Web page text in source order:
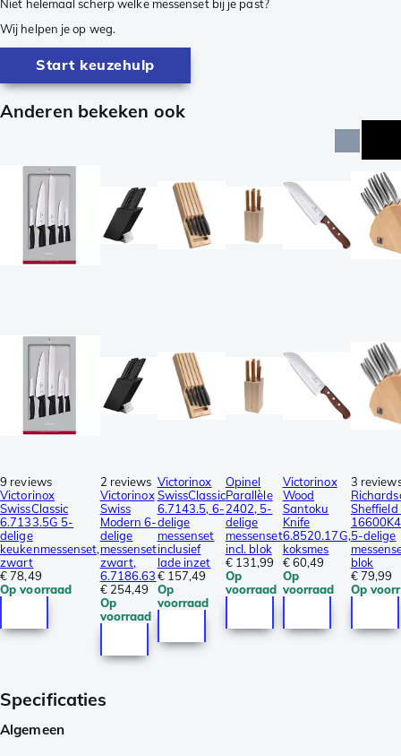
Niet helemaal scherp welke messenset bij je past?
Wij helpen je op weg.
Start keuzehulp
Anderen bekeken ook
9 reviews
Victorinox
SwissClassic
6.7133.5G 5-
delige
keukenmessenset,
zwart
€ 78,49
Op voorraad
2 reviews
Victorinox
Swiss
Modern 6-
delige
messenset
zwart,
6.7186.63
€ 254,49
Op
voorraad
Victorinox
SwissClassic
6.7143.5, 6-
delige
messenset
inclusief
lade inzet
€ 157,49
Op
voorraad
Opinel
Parallèle
2402, 5-
delige
messenset
incl. blok
€ 131,99
Op
voorraad
Victorinox
Wood
Santoku
Knife
6.8520.17G,
koksmes
€ 60,49
Op
voorraad
3
Sheffield
5-delige
blok
€ 79,99
Op
Specificaties
Algemeen